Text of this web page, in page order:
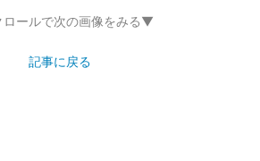
ールで次の画像をみる▼
記事に戻る